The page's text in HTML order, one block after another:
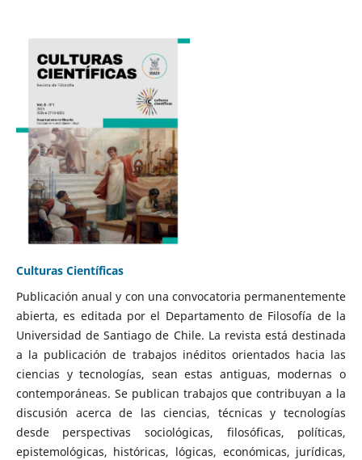
Culturas Científicas
Publicación anual y con una convocatoria permanentemente
abierta, es editada por el Departamento de Filosofía de la
Universidad de Santiago de Chile. La revista está destinada
a la publicación de trabajos inéditos orientados hacia las
ciencias y tecnologías, sean estas antiguas, modernas o
contemporáneas. Se publican trabajos que contribuyan a la
discusión acerca de las ciencias, técnicas y tecnologías
desde perspectivas sociológicas, filosóficas, políticas,
epistemológicas, históricas, lógicas, económicas, jurídicas,